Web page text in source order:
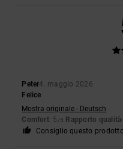
Peter4. maggio 2026
Felice
Mostra originale - Deutsch
Comfort: 5 /5 Rapporto
Consiglio questo prodotto